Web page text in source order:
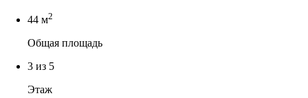
44 м2
Общая площадь
3 из 5
Этаж